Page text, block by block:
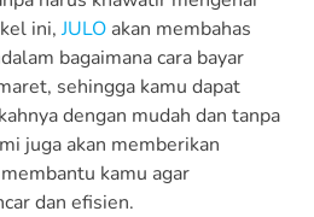
ini,JULO akan membahas
bagaimana cara bayar
sehingga kamu dapat
dengan mudah dan tanpa
juga akan memberikan
kamu agar
dan efisien.